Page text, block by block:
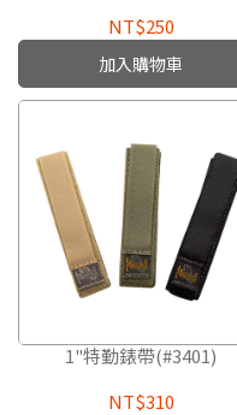
NT$250
加入購物車
1"特勤錶帶(#3401)
NT$310